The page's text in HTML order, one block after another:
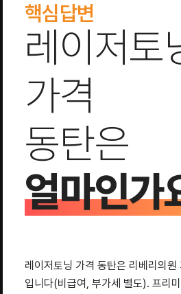
핵심답변
레이저토
가격
동탄은
얼마인가
레이저토닝 가격 동탄은 리베리의
입니다(비급여, 부가세 별도). 프리